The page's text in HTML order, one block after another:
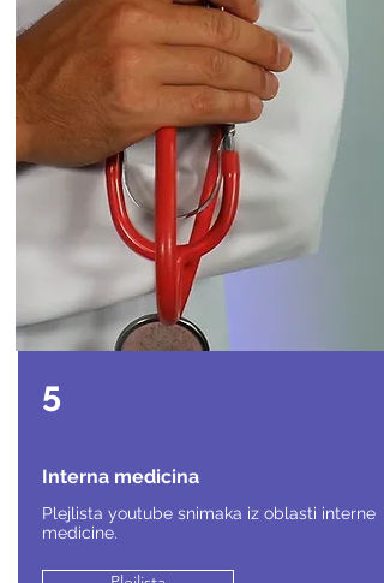
5
Interna medicina
Plejlista youtube snimaka iz oblasti interne
medicine.